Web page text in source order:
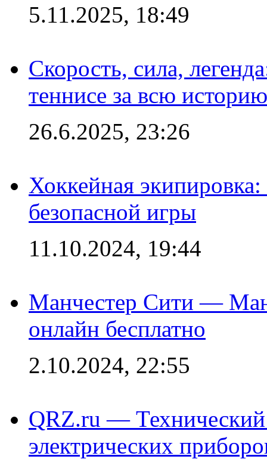
5.11.2025, 18:49
Скорость, сила,
теннисе за всю историю
26.6.2025, 23:26
Хоккейная
безопасной игры
11.10.2024, 19:44
Манчестер Сити —
онлайн бесплатно
2.10.2024, 22:55
QRZ.ru — Технический
электрических